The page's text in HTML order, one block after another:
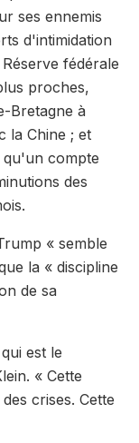
ses ennemis
d'intimidation
fédérale
proches,
Bretagne à
la Chine ; et
qu'un compte
des
« semble
la « discipline
de sa
est le
« Cette
crises. Cette